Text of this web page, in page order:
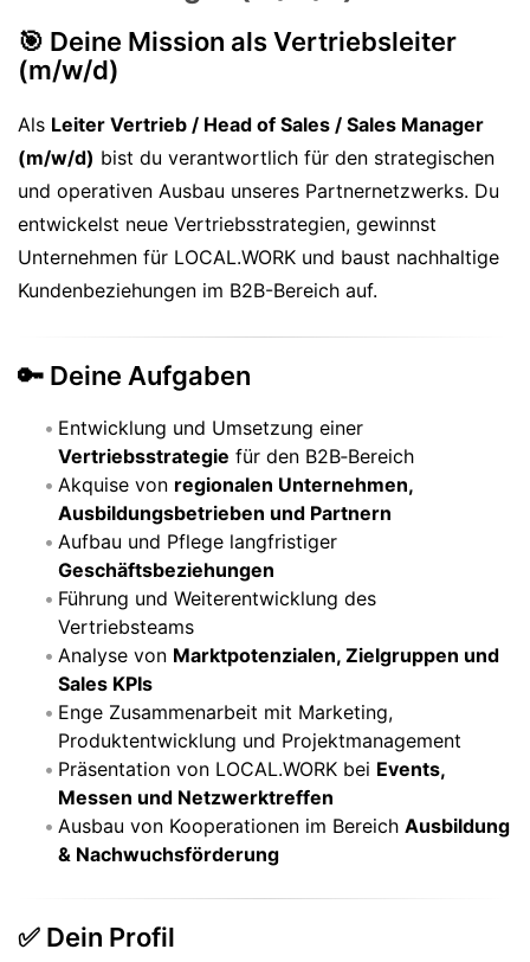
🎯 Deine Mission als Vertriebsleiter
(m/w/d)
Als Leiter Vertrieb / Head of Sales / Sales Manager
(m/w/d) bist du verantwortlich für den strategischen
und operativen Ausbau unseres Partnernetzwerks. Du
entwickelst neue Vertriebsstrategien, gewinnst
Unternehmen für LOCAL.WORK und baust nachhaltige
Kundenbeziehungen im B2B-Bereich auf.
🔑 Deine Aufgaben
Entwicklung und Umsetzung einer
Vertriebsstrategie für den B2B‑Bereich
Akquise von regionalen Unternehmen,
Ausbildungsbetrieben und Partnern
Aufbau und Pflege langfristiger
Geschäftsbeziehungen
Führung und Weiterentwicklung des
Vertriebsteams
Analyse von Marktpotenzialen, Zielgruppen und
Sales KPIs
Enge Zusammenarbeit mit Marketing,
Produktentwicklung und Projektmanagement
Präsentation von LOCAL.WORK bei Events,
Messen und Netzwerktreffen
Ausbau von Kooperationen im Bereich Ausbildung
& Nachwuchsförderung
✅ Dein Profil